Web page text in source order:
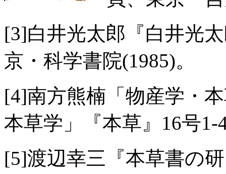
[3]白井光太郎『白井光
京・科学書院(1985)。
[4]南方熊楠「物産学・
本草学」『本草』16号
[5]渡辺幸三『本草書の